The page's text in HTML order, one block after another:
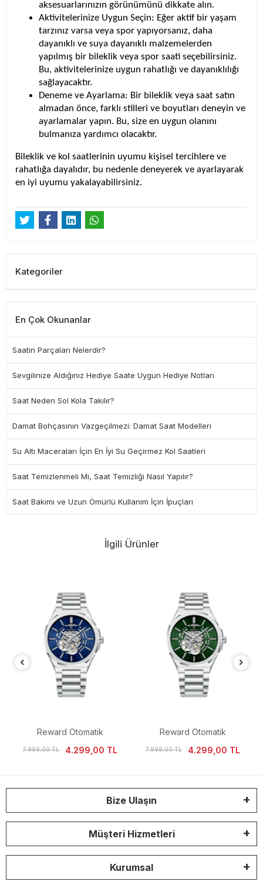
aksesuarlarınızın görünümünü dikkate alın.
Aktivitelerinize Uygun Seçin: Eğer aktif bir yaşam
tarzınız varsa veya spor yapıyorsanız, daha
dayanıklı ve suya dayanıklı malzemelerden
yapılmış bir bileklik veya spor saati seçebilirsiniz.
Bu, aktivitelerinize uygun rahatlığı ve dayanıklılığı
sağlayacaktır.
Deneme ve Ayarlama: Bir bileklik veya saat satın
almadan önce, farklı stilleri ve boyutları deneyin ve
ayarlamalar yapın. Bu, size en uygun olanını
bulmanıza yardımcı olacaktır.
Bileklik ve kol saatlerinin uyumu kişisel tercihlere ve
rahatlığa dayalıdır, bu nedenle deneyerek ve ayarlayarak
en iyi uyumu yakalayabilirsiniz.
Kategoriler
En Çok Okunanlar
Saatin Parçaları Nelerdir?
Sevgilinize Aldığınız Hediye Saate Uygun Hediye Notları
Saat Neden Sol Kola Takılır?
Damat Bohçasının Vazgeçilmezi: Damat Saat Modelleri
Su Altı Maceraları İçin En İyi Su Geçirmez Kol Saatleri
Saat Temizlenmeli Mi, Saat Temizliği Nasıl Yapılır?
Saat Bakımı ve Uzun Ömürlü Kullanım İçin İpuçları
İlgili Ürünler
Reward Otomatik
Mekanizma İskelet Kadran
7.999,00 TL 4.299,00 TL
Reward Otomatik
Mekanizma İskelet Kadran
7.999,00 TL 4.299,00 TL
Bize Ulaşın
Müşteri Hizmetleri
Kurumsal